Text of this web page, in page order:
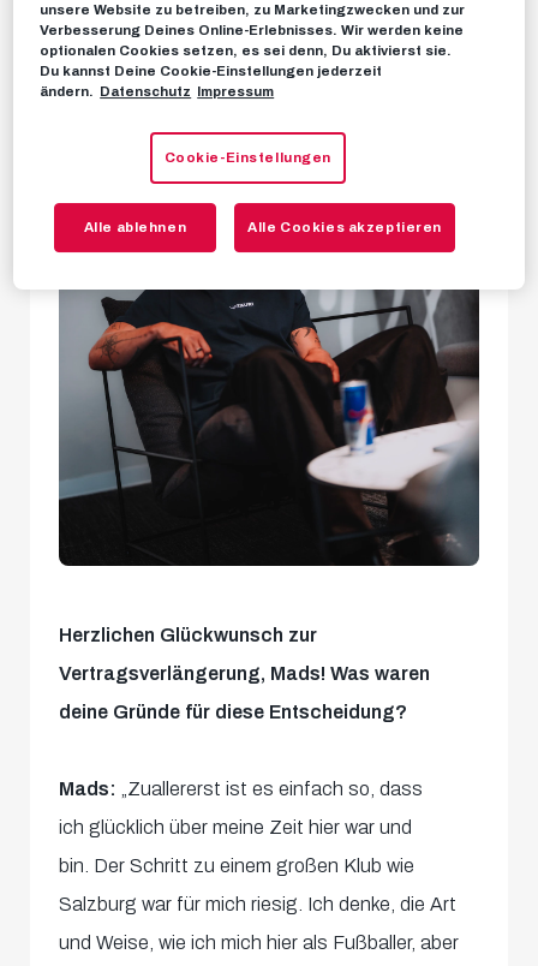
Herzlichen Glückwunsch zur
Vertragsverlängerung, Mads! Was waren
deine Gründe für diese Entscheidung?
Mads:
„Zuallererst ist es einfach so, dass
ich glücklich über meine Zeit hier war und
bin. Der Schritt zu einem großen Klub wie
Salzburg war für mich riesig. Ich denke, die Art
und Weise, wie ich mich hier als Fußballer, aber
unsere Website zu betreiben, zu Marketingzwecken und zur
Verbesserung Deines Online-Erlebnisses. Wir werden keine
optionalen Cookies setzen, es sei denn, Du aktivierst sie.
Du kannst Deine Cookie-Einstellungen jederzeit
ändern. Datenschutz Impressum
Cookie-Einstellungen
Alle ablehnen Alle Cookies akzeptieren